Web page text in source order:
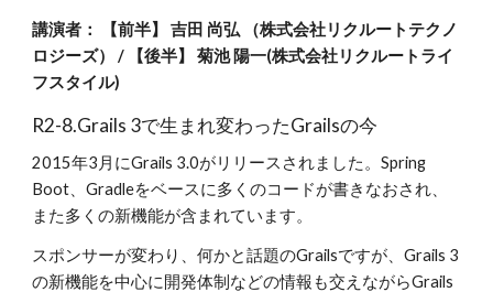
講演者： 【前半】 吉田 尚弘
（株式会社リクルートテクノ
ロジーズ） / 【後半】 菊池 陽一(株式会社リクルートライ
フスタイル)
R2-8.Grails 3で生まれ変わったGrailsの今
2015年3月にGrails 3.0がリリースされました。Spring
Boot、Gradleをベースに多くのコードが書きなおされ、
また多くの新機能が含まれています。
スポンサーが変わり、何かと話題のGrailsですが、Grails 3
の新機能を中心に開発体制などの情報も交えながらGrails